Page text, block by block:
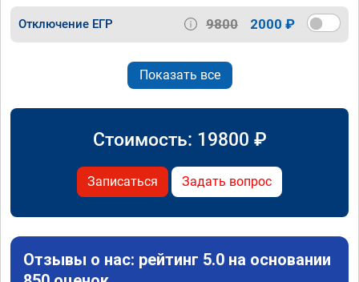
Отключение ЕГР 9800 2000 ₽
Показать все
Стоимость: 19800 ₽
Записаться Задать вопрос
Отзывы о нас: рейтинг 5.0 на основании